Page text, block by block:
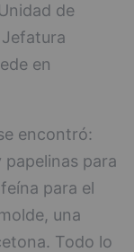
de
en
encontró:
para
para el
una
Todo lo